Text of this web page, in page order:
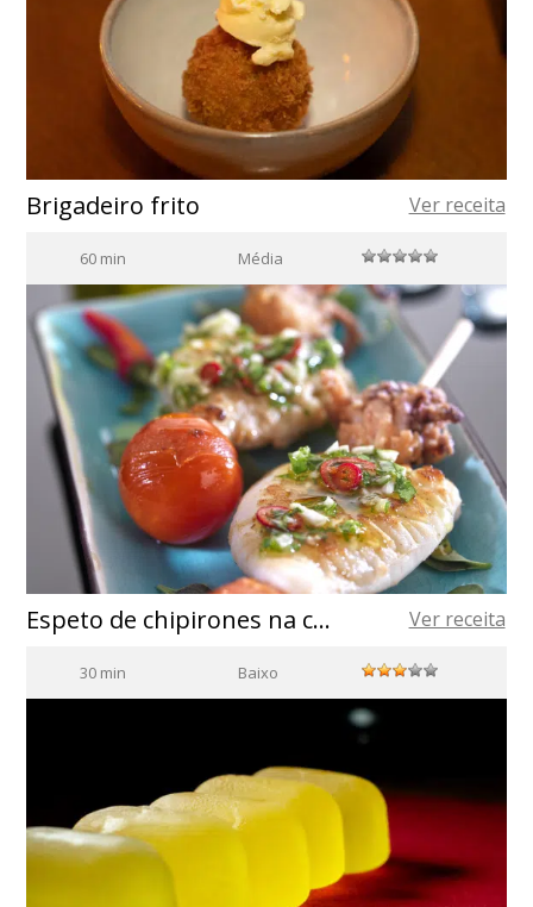
Brigadeiro frito Ver receita
60 min Média
Espeto de chipirones na chapa com alho e salsinha Ver receita
30 min Baixo